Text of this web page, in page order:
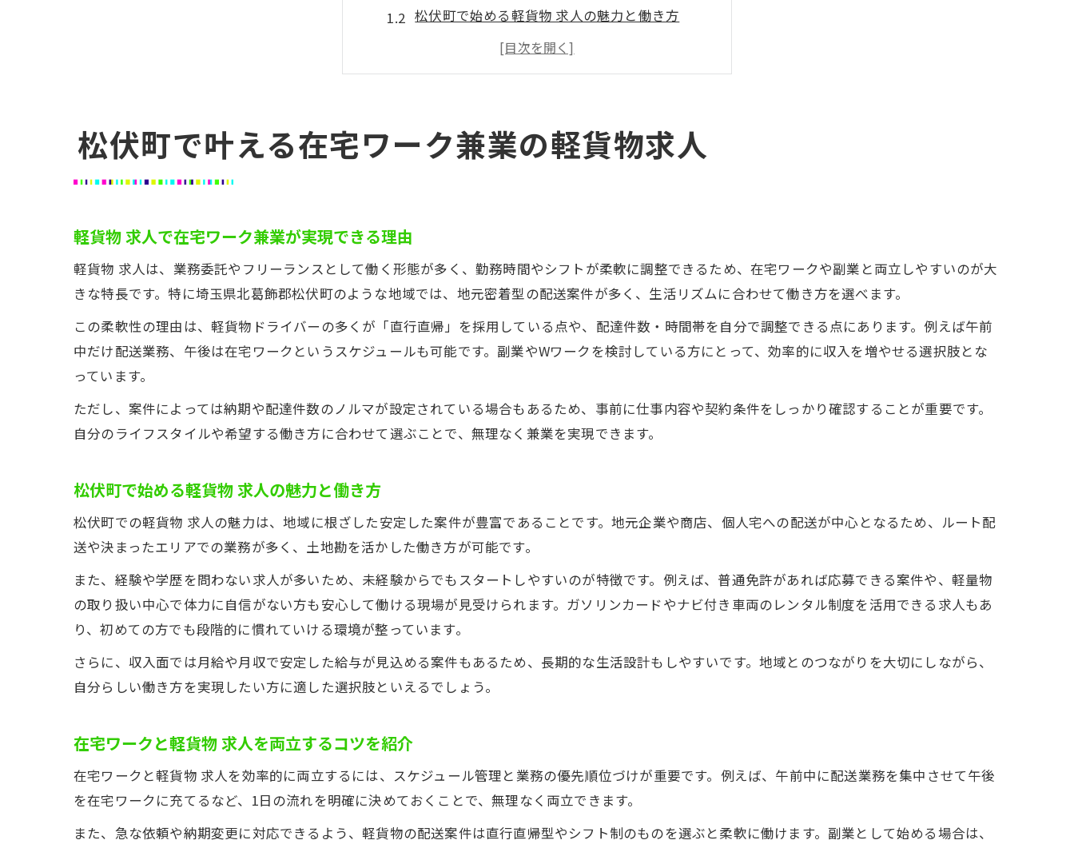
松伏町で始める軽貨物 求人の魅力と働き方
在宅ワークと軽貨物 求人を両立するコツを紹介
兼業向け軽貨物 求人の選び方と注意点
副業にも最適な軽貨物求人の魅力を解説
副業に軽貨物 求人が選ばれる理由とは
副業希望者向け軽貨物 求人のメリット解説
働き方の自由を重視するなら軽貨物求人が狙い目
軽貨物 求人で働き方の自由を手に入れる方法
希望に合わせて選べる軽貨物 求人の働き方
軽貨物 求人が実現する柔軟なシフト調整
働き方改革時代に注目の軽貨物 求人の特徴
軽貨物 求人で未経験から安定収入を得る方法
初めてでも安心できる軽貨物 求人の特徴
未経験歓迎の軽貨物 求人で収入を増やす
軽貨物 求人の研修制度とサポート体制紹介
兼業希望者が安心できる業務委託タイプの特徴
軽貨物 求人の業務委託で兼業がしやすい理由
業務委託型軽貨物 求人のメリットと注意点
業務委託軽貨物 求人の報酬体系と手取り額
軽貨物ドライバーの将来性と長く続けるコツ
軽貨物 求人で築く将来性あるキャリアの魅力
松伏町で叶える在宅ワーク兼業の軽貨物求人
軽貨物 求人で在宅ワーク兼業が実現できる理由
軽貨物 求人は、業務委託やフリーランスとして働く形態が多く、勤務時間やシフトが柔軟に調整できるため、在宅ワークや副業と両立しやすいのが大
きな特長です。特に埼玉県北葛飾郡松伏町のような地域では、地元密着型の配送案件が多く、生活リズムに合わせて働き方を選べます。
この柔軟性の理由は、軽貨物ドライバーの多くが「直行直帰」を採用している点や、配達件数・時間帯を自分で調整できる点にあります。例えば午前
中だけ配送業務、午後は在宅ワークというスケジュールも可能です。副業やWワークを検討している方にとって、効率的に収入を増やせる選択肢とな
っています。
ただし、案件によっては納期や配達件数のノルマが設定されている場合もあるため、事前に仕事内容や契約条件をしっかり確認することが重要です。
自分のライフスタイルや希望する働き方に合わせて選ぶことで、無理なく兼業を実現できます。
松伏町で始める軽貨物 求人の魅力と働き方
松伏町での軽貨物 求人の魅力は、地域に根ざした安定した案件が豊富であることです。地元企業や商店、個人宅への配送が中心となるため、ルート配
送や決まったエリアでの業務が多く、土地勘を活かした働き方が可能です。
また、経験や学歴を問わない求人が多いため、未経験からでもスタートしやすいのが特徴です。例えば、普通免許があれば応募できる案件や、軽量物
の取り扱い中心で体力に自信がない方も安心して働ける現場が見受けられます。ガソリンカードやナビ付き車両のレンタル制度を活用できる求人もあ
り、初めての方でも段階的に慣れていける環境が整っています。
さらに、収入面では月給や月収で安定した給与が見込める案件もあるため、長期的な生活設計もしやすいです。地域とのつながりを大切にしながら、
自分らしい働き方を実現したい方に適した選択肢といえるでしょう。
在宅ワークと軽貨物 求人を両立するコツを紹介
在宅ワークと軽貨物 求人を効率的に両立するには、スケジュール管理と業務の優先順位づけが重要です。例えば、午前中に配送業務を集中させて午後
を在宅ワークに充てるなど、1日の流れを明確に決めておくことで、無理なく両立できます。
また、急な依頼や納期変更に対応できるよう、軽貨物の配送案件は直行直帰型やシフト制のものを選ぶと柔軟に働けます。副業として始める場合は、